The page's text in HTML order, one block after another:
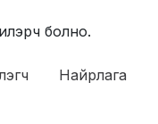
болно.
Найрлага